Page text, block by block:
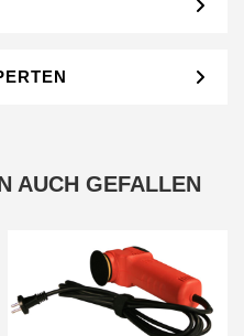
AUCH GEFALLEN